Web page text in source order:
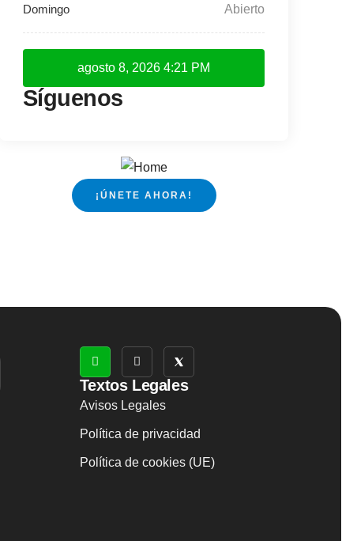
Abierto
agosto 8, 2026 4:21 PM
Síguenos
¡ÚNETE AHORA!
Textos Legales
Avisos Legales
Política de privacidad
Política de cookies (UE)